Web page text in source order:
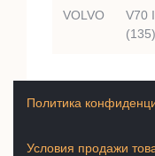
VOLVO
V70
Условия продажи
Политика